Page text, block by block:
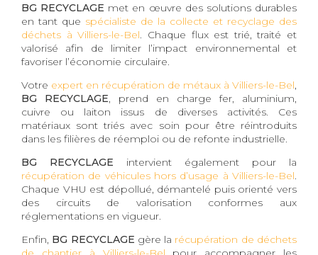
BG RECYCLAGE met en œuvre des solutions durables
en tant que spécialiste de la collecte et recyclage des
déchets à Villiers-le-Bel. Chaque flux est trié, traité et
valorisé afin de limiter l’impact environnemental et
favoriser l’économie circulaire.
Votre expert en récupération de métaux à Villiers-le-Bel,
BG RECYCLAGE, prend en charge fer, aluminium,
cuivre ou laiton issus de diverses activités. Ces
matériaux sont triés avec soin pour être réintroduits
dans les filières de réemploi ou de refonte industrielle.
BG RECYCLAGE intervient également pour la
récupération de véhicules hors d’usage à Villiers-le-Bel.
Chaque VHU est dépollué, démantelé puis orienté vers
des circuits de valorisation conformes aux
réglementations en vigueur.
Enfin, BG RECYCLAGE gère la récupération de déchets